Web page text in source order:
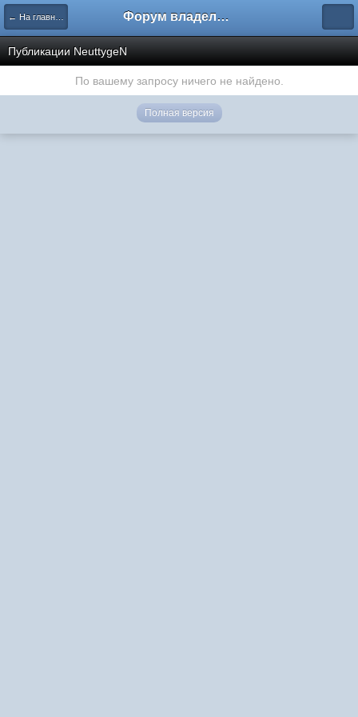
← На главную Форум владельцев интернет-магазинов
Публикации NeuttygeN
По вашему запросу ничего не найдено.
Полная версия